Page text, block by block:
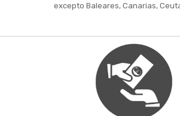
excepto Baleares, Canarias,